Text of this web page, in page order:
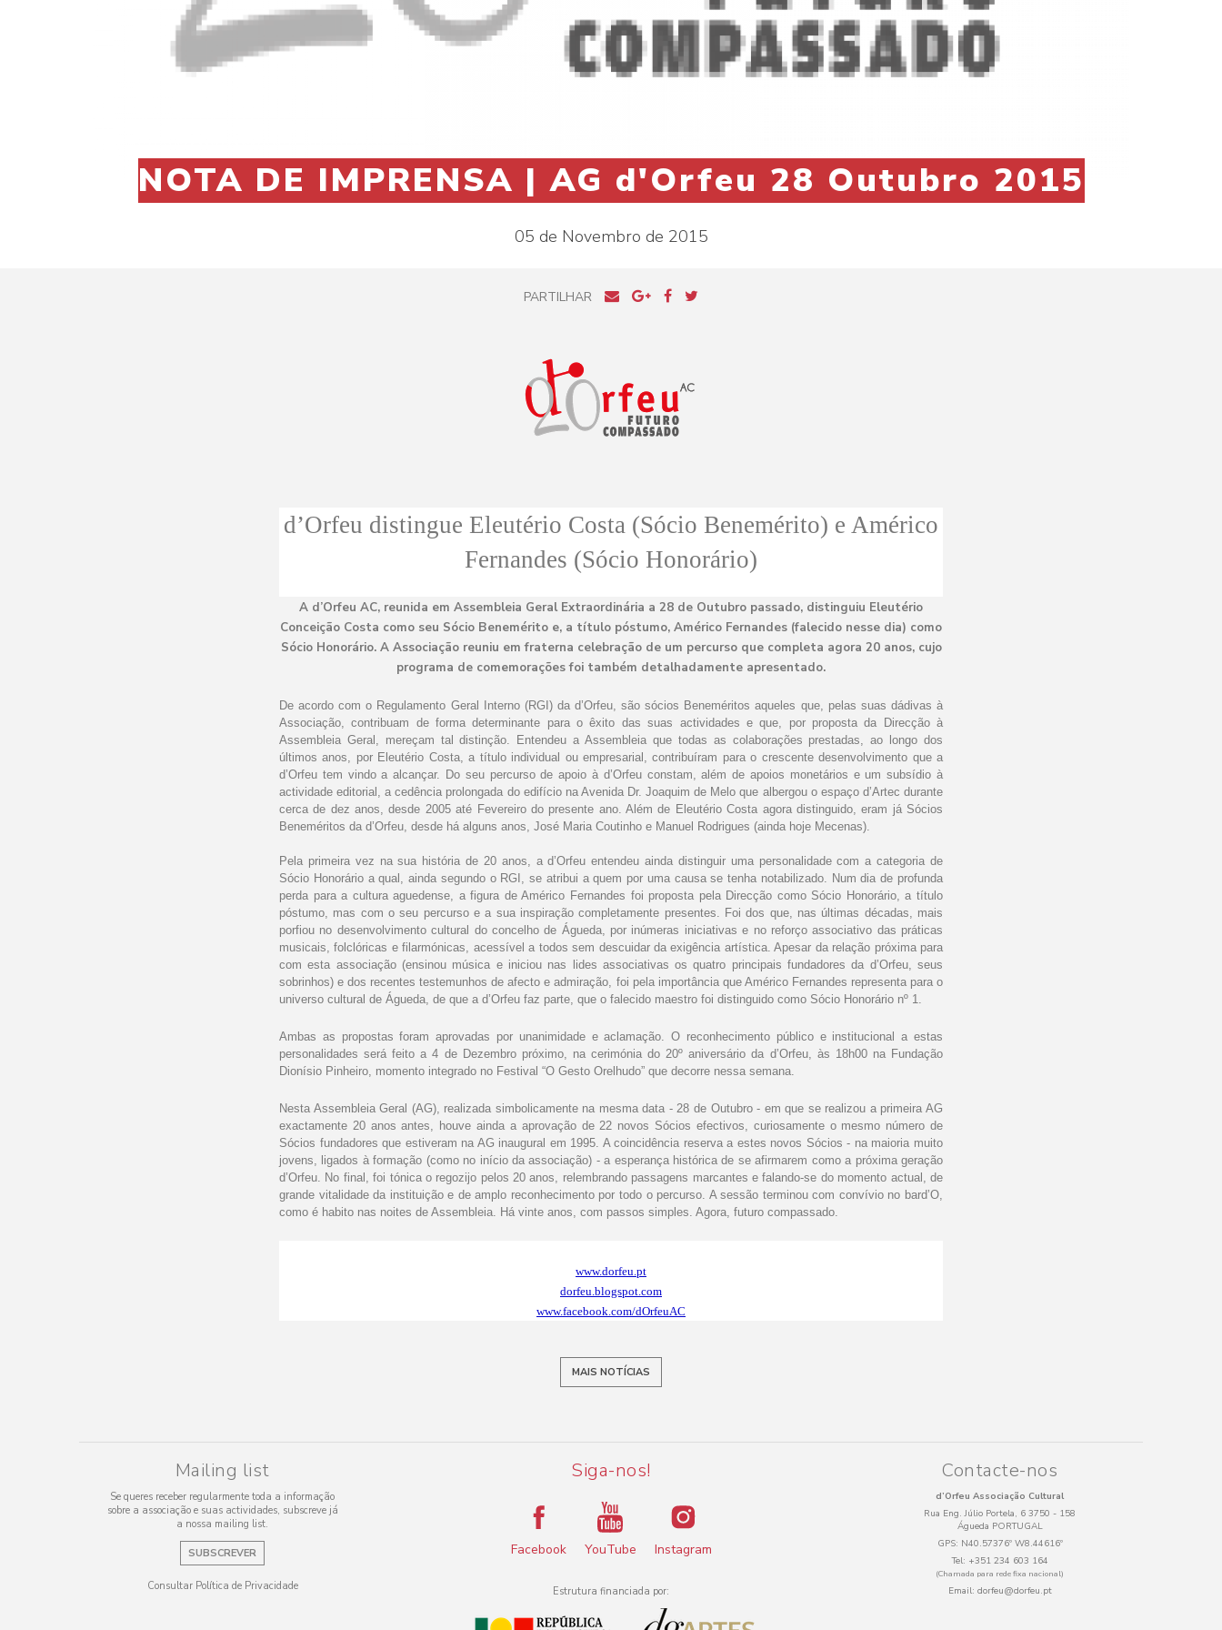
NOTA DE IMPRENSA | AG d'Orfeu 28 Outubro 2015
05 de Novembro de 2015
PARTILHAR
d’Orfeu distingue Eleutério Costa (Sócio Benemérito) e Américo
Fernandes (Sócio Honorário)
A d’Orfeu AC, reunida em Assembleia Geral Extraordinária a 28 de Outubro passado, distinguiu Eleutério
Conceição Costa como seu Sócio Benemérito e, a título póstumo, Américo Fernandes (falecido nesse dia) como
Sócio Honorário. A Associação reuniu em fraterna celebração de um percurso que completa agora 20 anos, cujo
programa de comemorações foi também detalhadamente apresentado.
De acordo com o Regulamento Geral Interno (RGI) da d’Orfeu, são sócios Beneméritos aqueles que, pelas suas dádivas à
Associação, contribuam de forma determinante para o êxito das suas actividades e que, por proposta da Direcção à
Assembleia Geral, mereçam tal distinção.
Entendeu a Assembleia que todas as colaborações prestadas, ao longo dos
últimos anos, por Eleutério Costa, a título individual ou empresarial, contribuíram para o crescente desenvolvimento que a
d’Orfeu tem vindo a alcançar. Do seu percurso de apoio à d’Orfeu constam, além de apoios monetários e um subsídio à
actividade editorial, a cedência prolongada do edifício na Avenida Dr. Joaquim de Melo que albergou o espaço d’Artec durante
cerca de dez anos, desde 2005 até Fevereiro do presente ano. Além de Eleutério Costa agora distinguido, eram já Sócios
Beneméritos da d’Orfeu, desde há alguns anos, José Maria Coutinho e Manuel Rodrigues (ainda hoje Mecenas).
Pela primeira vez na sua história de 20 anos, a d’Orfeu entendeu ainda distinguir uma personalidade com a categoria de
Sócio Honorário a qual, ainda segundo o RGI, se atribui a quem por uma causa se tenha notabilizado. Num dia de profunda
perda para a cultura aguedense, a figura de Américo Fernandes foi proposta pela Direcção como Sócio Honorário, a título
póstumo, mas com o seu percurso e a sua inspiração completamente presentes. Foi dos que, nas últimas décadas, mais
porfiou no desenvolvimento cultural do concelho de Águeda, por inúmeras iniciativas e no reforço associativo das práticas
musicais, folclóricas e filarmónicas, acessível a todos sem descuidar da exigência artística. Apesar da relação próxima para
com esta associação (ensinou música e iniciou nas lides associativas os quatro principais fundadores da d’Orfeu, seus
sobrinhos) e dos recentes testemunhos de afecto e admiração, foi pela importância que Américo Fernandes representa para o
universo cultural de Águeda, de que a d’Orfeu faz parte, que o falecido maestro foi distinguido como Sócio Honorário nº 1.
Ambas as propostas foram aprovadas por unanimidade e aclamação. O reconhecimento público e institucional a estas
personalidades será feito a 4 de Dezembro próximo, na cerimónia do 20º aniversário da d’Orfeu, às 18h00 na Fundação
Dionísio Pinheiro, momento integrado no Festival “O Gesto Orelhudo” que decorre nessa semana.
Nesta Assembleia Geral (AG), realizada simbolicamente na mesma data - 28 de Outubro - em que se realizou a primeira AG
exactamente 20 anos antes, houve ainda a aprovação de 22 novos Sócios efectivos, curiosamente o mesmo número de
Sócios fundadores que estiveram na AG inaugural em 1995. A coincidência reserva a estes novos Sócios - na maioria muito
jovens, ligados à formação (como no início da associação) - a esperança histórica de se afirmarem como a próxima geração
d’Orfeu. No final, foi tónica o regozijo pelos 20 anos, relembrando passagens marcantes e falando-se do momento actual, de
grande vitalidade da instituição e de amplo reconhecimento por todo o percurso. A sessão terminou com convívio no bard’O,
como é habito nas noites de Assembleia. Há vinte anos, com passos simples. Agora, futuro compassado.
www.dorfeu.pt
dorfeu.blogspot.com
www.facebook.com/dOrfeuAC
MAIS NOTÍCIAS
Mailing list
Se queres receber regularmente toda a informação
sobre a associação e suas actividades, subscreve já
a nossa mailing list.
SUBSCREVER
Consultar Política de Privacidade
Siga-nos!
Facebook YouTube Instagram
Estrutura financiada por:
Contacte-nos
d’Orfeu Associação Cultural
Rua Eng. Júlio Portela, 6 3750 - 158
Águeda PORTUGAL
GPS: N40.57376º W8.44616º
Tel: +351 234 603 164
(Chamada para rede fixa nacional)
Email: dorfeu@dorfeu.pt